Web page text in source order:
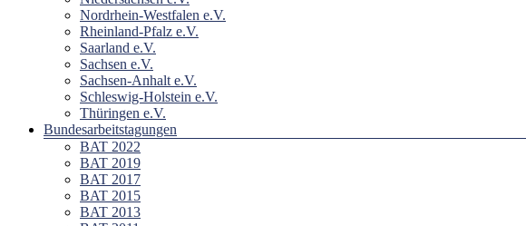
Nordrhein-Westfalen e.V.
Rheinland-Pfalz e.V.
Saarland e.V.
Sachsen e.V.
Sachsen-Anhalt e.V.
Schleswig-Holstein e.V.
Thüringen e.V.
Bundesarbeitstagungen
BAT 2022
BAT 2019
BAT 2017
BAT 2015
BAT 2013